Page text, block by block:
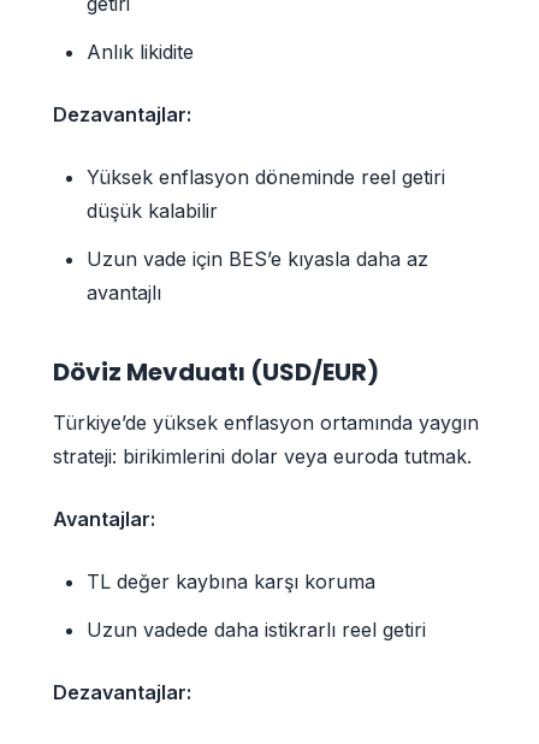
Anlık likidite
Dezavantajlar:
Yüksek enflasyon döneminde reel getiri
düşük kalabilir
Uzun vade için BES’e kıyasla daha az
avantajlı
Döviz Mevduatı (USD/EUR)
Türkiye’de yüksek enflasyon ortamında yaygın
strateji: birikimlerini dolar veya euroda tutmak.
Avantajlar:
TL değer kaybına karşı koruma
Uzun vadede daha istikrarlı reel getiri
Dezavantajlar: